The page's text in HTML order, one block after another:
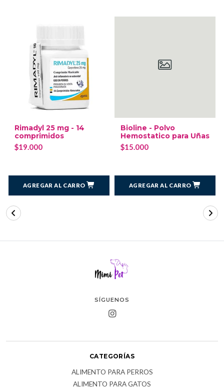
Rimadyl 25 mg - 14
comprimidos
$19.000
AGREGAR AL CARRO
Bioline - Polvo
Hemostatico para Uñas
$15.000
AGREGAR AL CARRO
SÍGUENOS
CATEGORÍAS
ALIMENTO PARA PERROS
ALIMENTO PARA GATOS